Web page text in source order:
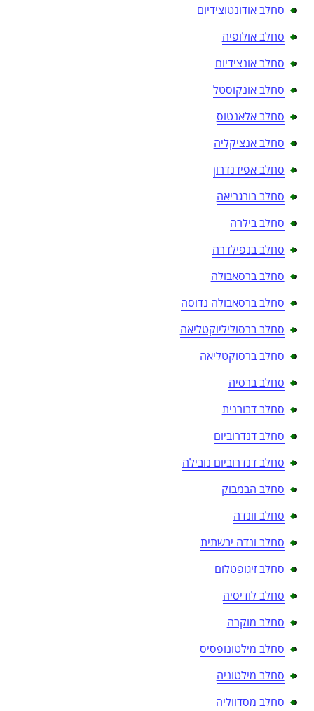
סחלב אודונטוצידיום
סחלב אולופיה
סחלב אונצידיום
סחלב אונקוסטל
סחלב אלאנטוס
סחלב אנציקליה
סחלב אפידנדרון
סחלב בורגריאה
סחלב בילרה
סחלב בנפילדרה
סחלב ברסאבולה
סחלב ברסאבולה נדוסה
סחלב ברסוליליוקטליאה
סחלב ברסוקטליאה
סחלב ברסיה
סחלב דבורנית
סחלב דנדרוביום
סחלב דנדרוביום נובילה
סחלב הבמבוק
סחלב וונדה
סחלב ונדה יבשתית
סחלב זיגופטלום
סחלב לודיסיה
סחלב מוקרה
סחלב מילטונופסיס
סחלב מילטוניה
סחלב מסדווליה